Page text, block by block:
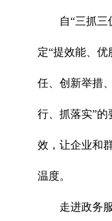
自“三抓
定“提效能、
任、创新举措
行、抓落实”
效，让企业和
温度。
走进政务